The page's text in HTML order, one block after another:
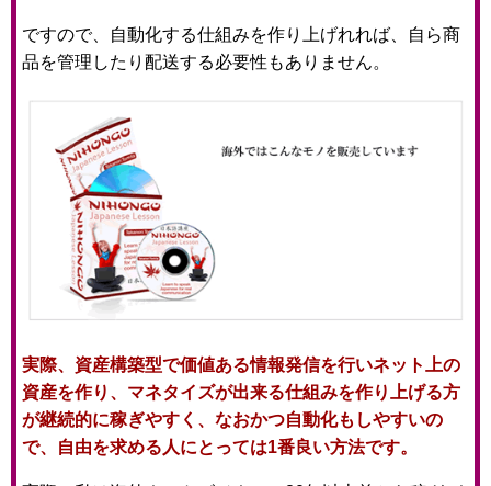
ですので、自動化する仕組みを作り上げれれば、自ら商
品を管理したり配送する必要性もありません。
実際、資産構築型で価値ある情報発信を行いネット上の
資産を作り、マネタイズが出来る仕組みを作り上げる方
が継続的に稼ぎやすく、なおかつ自動化もしやすいの
で、自由を求める人にとっては1番良い方法です。